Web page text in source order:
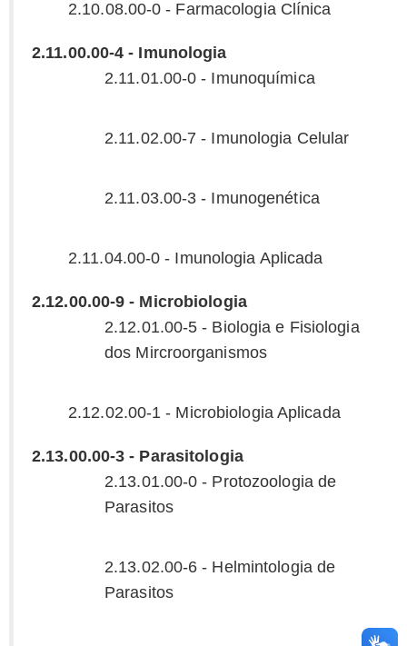
2.10.08.00-0 - Farmacologia Clínica
2.11.00.00-4 - Imunologia
2.11.01.00-0 - Imunoquímica
2.11.02.00-7 - Imunologia Celular
2.11.03.00-3 - Imunogenética
2.11.04.00-0 - Imunologia Aplicada
2.12.00.00-9 - Microbiologia
2.12.01.00-5 - Biologia e Fisiologia
dos Mircroorganismos
2.12.02.00-1 - Microbiologia Aplicada
2.13.00.00-3 - Parasitologia
2.13.01.00-0 - Protozoologia de
Parasitos
2.13.02.00-6 - Helmintologia de
Parasitos